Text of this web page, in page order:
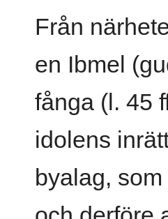
Från
en Ibmel
fånga (l. 45
idolens
byalag,